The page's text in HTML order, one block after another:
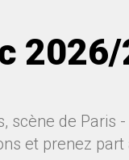
de
et prenez part